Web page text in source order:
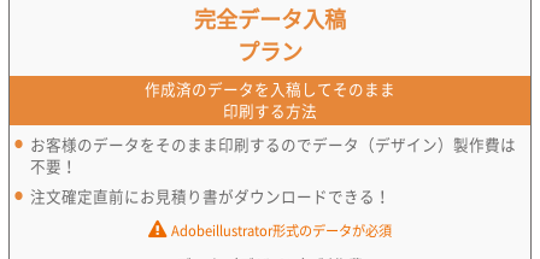
完全データ入稿
プラン
作成済のデータを入稿してそのまま
印刷する方法
お客様のデータをそのまま印刷するのでデータ（デザイン）製作費は
不要！
注文確定直前にお見積り書がダウンロードできる！
Adobeillustrator形式のデータが必須